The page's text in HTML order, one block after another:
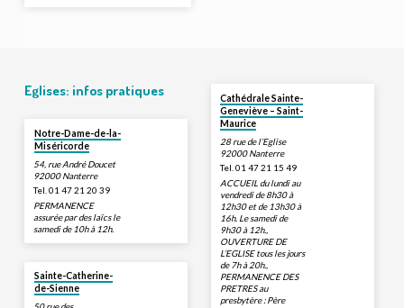
Eglises: infos pratiques
Notre-Dame-de-la-
Miséricorde
54, rue André Doucet
92000 Nanterre
Tel. 01 47 21 20 39
PERMANENCE
assurée par des laïcs le
samedi de 10h à 12h.
Sainte-Catherine-
de-Sienne
Cathédrale Sainte-
Geneviève – Saint-
Maurice
28 rue de l’Eglise
92000 Nanterre
Tel. 01 47 21 15 49
ACCUEIL du lundi au
vendredi de 8h30 à
12h30 et de 13h30 à
16h. Le samedi de
9h30 à 12h.,
OUVERTURE DE
L’EGLISE tous les jours
de 7h à 20h.,
PERMANENCE DES
PRETRES au
presbytère : Père